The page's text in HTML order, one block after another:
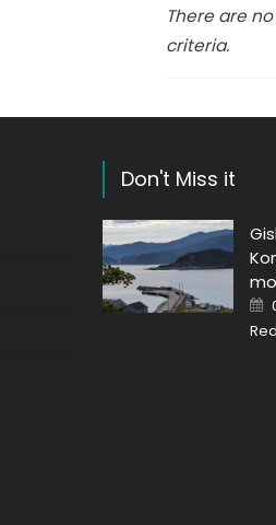
There are
criteria.
Don't Miss it